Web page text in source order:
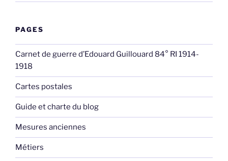
PAGES
Carnet de guerre d’Edouard Guillouard 84° RI 1914-
1918
Cartes postales
Guide et charte du blog
Mesures anciennes
Métiers